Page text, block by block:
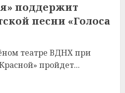
поддержит
песни «Голоса
театре ВДНХ при
пройдет...